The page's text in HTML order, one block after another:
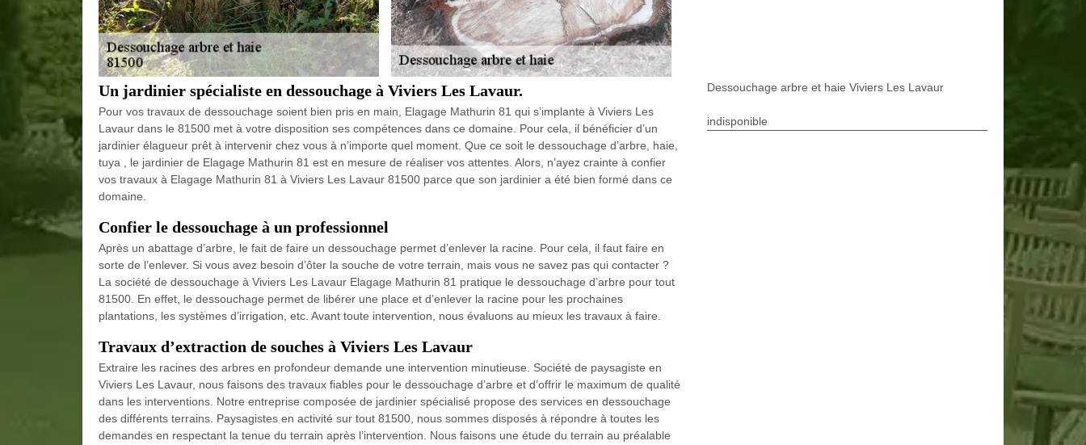
Un jardinier spécialiste en dessouchage à Viviers Les Lavaur.
Pour vos travaux de dessouchage soient bien pris en main, Elagage Mathurin 81 qui s’implante à Viviers Les
Lavaur dans le 81500 met à votre disposition ses compétences dans ce domaine. Pour cela, il bénéficier d’un
jardinier élagueur prêt à intervenir chez vous à n’importe quel moment. Que ce soit le dessouchage d’arbre, haie,
tuya , le jardinier de Elagage Mathurin 81 est en mesure de réaliser vos attentes. Alors, n’ayez crainte à confier
vos travaux à Elagage Mathurin 81 à Viviers Les Lavaur 81500 parce que son jardinier a été bien formé dans ce
domaine.
Confier le dessouchage à un professionnel
Après un abattage d’arbre, le fait de faire un dessouchage permet d’enlever la racine. Pour cela, il faut faire en
sorte de l’enlever. Si vous avez besoin d’ôter la souche de votre terrain, mais vous ne savez pas qui contacter ?
La société de dessouchage à Viviers Les Lavaur Elagage Mathurin 81 pratique le dessouchage d’arbre pour tout
81500. En effet, le dessouchage permet de libérer une place et d’enlever la racine pour les prochaines
plantations, les systèmes d’irrigation, etc. Avant toute intervention, nous évaluons au mieux les travaux à faire.
Travaux d’extraction de souches à Viviers Les Lavaur
Extraire les racines des arbres en profondeur demande une intervention minutieuse. Société de paysagiste en
Viviers Les Lavaur, nous faisons des travaux fiables pour le dessouchage d’arbre et d’offrir le maximum de qualité
dans les interventions. Notre entreprise composée de jardinier spécialisé propose des services en dessouchage
des différents terrains. Paysagistes en activité sur tout 81500, nous sommes disposés à répondre à toutes les
demandes en respectant la tenue du terrain après l’intervention. Nous faisons une étude du terrain au préalable
Dessouchage arbre et haie Viviers Les Lavaur
indisponible